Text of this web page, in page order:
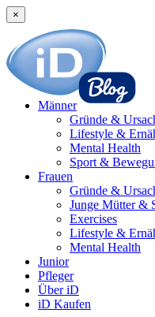
×
Männer
Gründe &
Lifestyle &
Mental Health
Sport &
Frauen
Gründe &
Junge Mütter &
Exercises
Lifestyle &
Mental Health
Junior
Pfleger
Über iD
iD Kaufen